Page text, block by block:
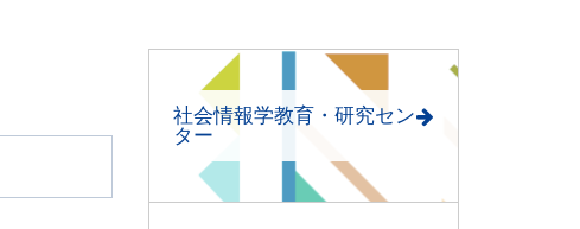
社会情報学教育・研究セン
ター